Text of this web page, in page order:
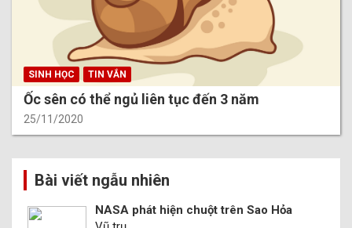
SINH HỌC TIN VẮN
Ốc sên có thể ngủ liên tục đến 3 năm
25/11/2020
Bài viết ngẫu nhiên
NASA phát hiện chuột trên Sao Hỏa